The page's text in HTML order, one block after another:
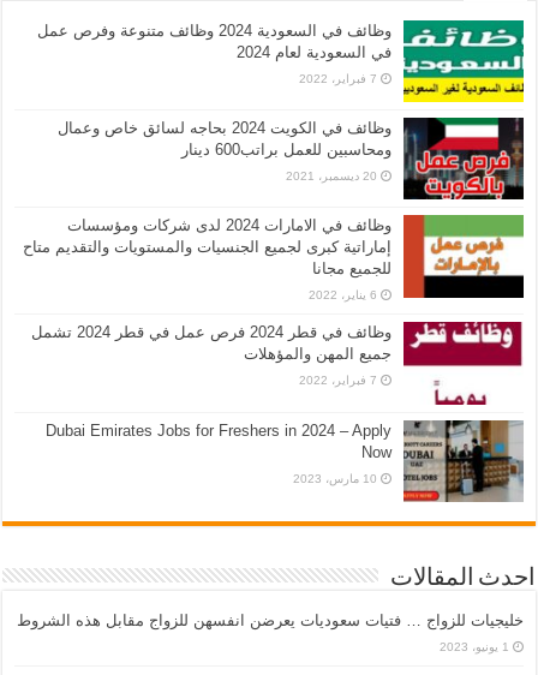
وظائف في السعودية 2024 وظائف متنوعة وفرص عمل
في السعودية لعام 2024
7 فبراير، 2022
وظائف في الكويت 2024 بحاجه لسائق خاص وعمال
ومحاسبين للعمل براتب600 دينار
20 ديسمبر، 2021
وظائف في الامارات 2024 لدى شركات ومؤسسات
إماراتية كبرى لجميع الجنسيات والمستويات والتقديم متاح
للجميع مجانا
6 يناير، 2022
وظائف في قطر 2024 فرص عمل في قطر 2024 تشمل
جميع المهن والمؤهلات
7 فبراير، 2022
Dubai Emirates Jobs for Freshers in 2024 – Apply
Now
10 مارس، 2023
احدث المقالات
خليجيات للزواج … فتيات سعوديات يعرضن انفسهن للزواج مقابل هذه الشروط
1 يونيو، 2023